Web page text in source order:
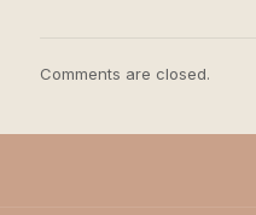
Comments are closed.